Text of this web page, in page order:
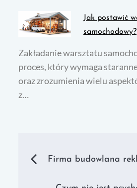
Jak postawić
samochodowy?
Zakładanie warsztatu
proces, który wymaga
oraz zrozumienia wielu
z…
Nawigacja
Firma budowlana